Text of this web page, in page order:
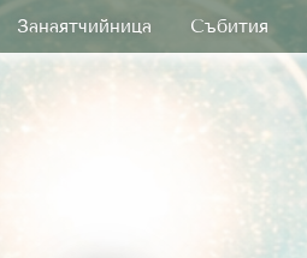
Занаятчийница Събития